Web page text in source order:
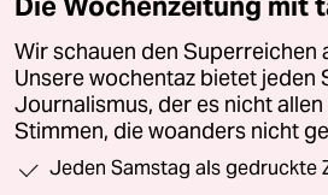
Wir schauen den Superreichen
Unsere wochentaz bietet jeden
Journalismus, der es nicht
Stimmen, die woanders nicht
Jeden Samstag als gedruckte